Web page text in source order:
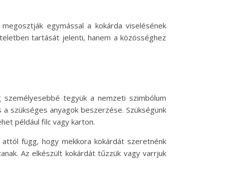
egymással a kokárda viselésének
tartását jelenti, hanem a közösséghez
tegyük a nemzeti szimbólum
szükséges anyagok beszerzése. Szükségünk
például filc vagy karton.
függ, hogy mekkora kokárdát szeretnénk
Az elkészült kokárdát tűzzük vagy varrjuk